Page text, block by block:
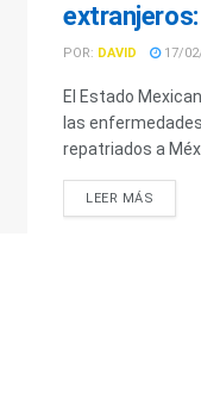
POR: DAVID 17/
El Estado
las
repatriados a
LEER MÁS